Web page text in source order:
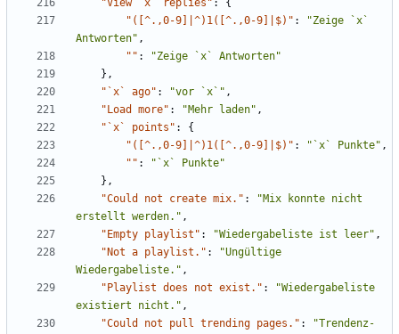
"View `x` replies" :
{
"([^.,0-9]|^)1([^.,0-9]|$)" :
"Zeige `x`
Antworten" ,
"" :
"Zeige `x` Antworten"
},
"`x` ago" : "vor `x`" ,
"Load more" : "Mehr laden" ,
"`x` points" :
{
"([^.,0-9]|^)1([^.,0-9]|$)" : "`x` Punkte" ,
"" :
"`x` Punkte"
},
"Could not create mix." :
"Mix konnte nicht
erstellt werden." ,
"Empty playlist" : "Wiedergabeliste ist leer" ,
"Not a playlist." :
"Ungültige
Wiedergabeliste." ,
"Playlist does not exist." :
"Wiedergabeliste
existiert nicht." ,
"Could not pull trending pages." :
"Trendenz-